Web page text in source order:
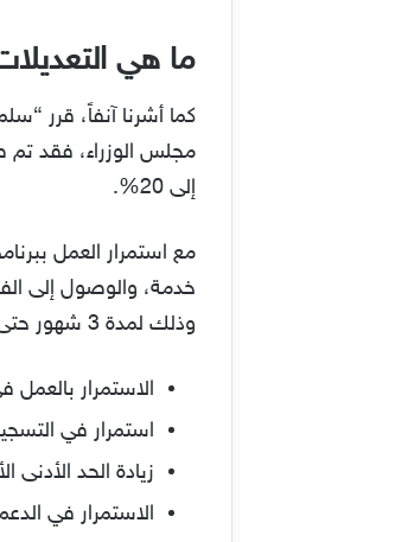
ما هي
كما أشرنا آنفاً، قرر
مجلس الوزراء، فقد
إلى 20%.
مع استمرار العمل
خدمة، والوصول إلى
وذلك لمدة 3 شهور حتى دفعة شهر ديسمبر من العام الجاري 2023، وتشمل توجيهات وتعديلات خادم الحرمين الشريفين التالي:
الاستمرار
استمرار في
زيادة الحد الأدنى
الاستمرار في